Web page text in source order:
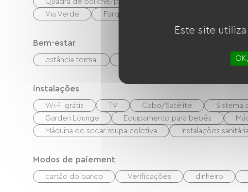
Via Verde
Parque infantil
Bem-estar
estância termal Jaccuzi
instalações
Wi-Fi grátis TV Cabo/Satélite Sistema
Garden Lounge
Equipamento para bebês
Máquina de secar roupa coletiva
Instalações
Modos de paiement
cartão do banco Verificações dinheiro
Este site